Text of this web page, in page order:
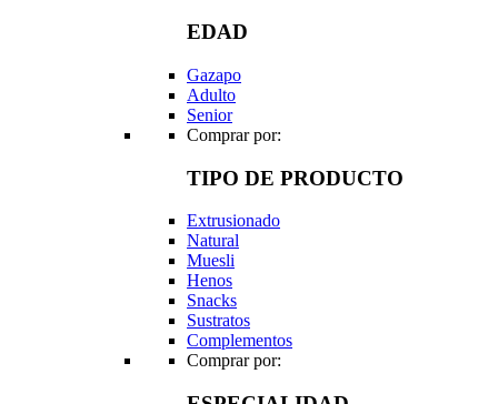
EDAD
Gazapo
Adulto
Senior
Comprar por:
TIPO DE PRODUCTO
Extrusionado
Natural
Muesli
Henos
Snacks
Sustratos
Complementos
Comprar por: